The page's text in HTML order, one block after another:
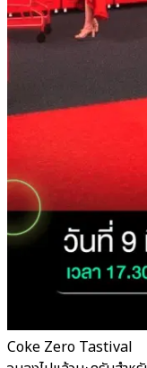
Coke Zero Tastival